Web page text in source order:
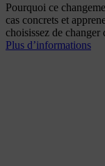
Pourquoi ce
cas concrets et
choisissez de changer
Plus d’informations